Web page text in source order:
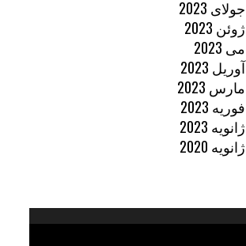
جولای 2023
ژوئن 2023
می 2023
آوریل 2023
مارس 2023
فوریه 2023
ژانویه 2023
ژانویه 2020